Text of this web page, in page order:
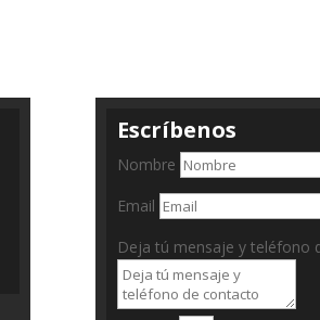
Escríbenos
Nombre
Email
Deja tú mensaje y teléfono